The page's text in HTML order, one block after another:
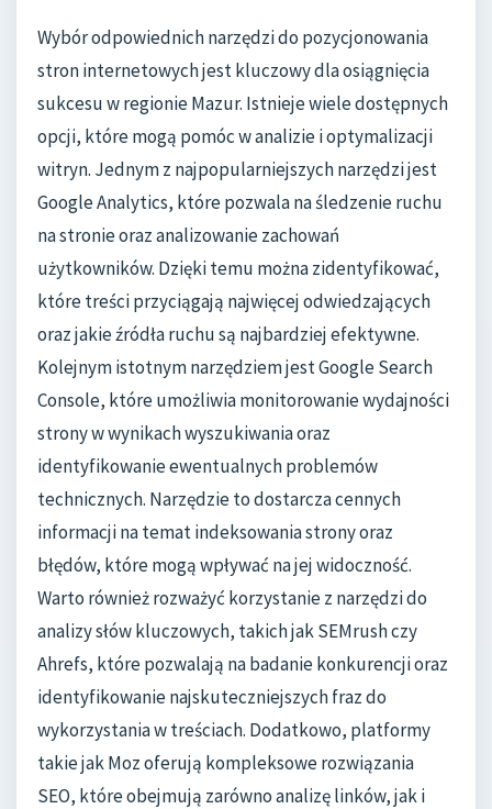
Wybór odpowiednich narzędzi do pozycjonowania
stron internetowych jest kluczowy dla osiągnięcia
sukcesu w regionie Mazur. Istnieje wiele dostępnych
opcji, które mogą pomóc w analizie i optymalizacji
witryn. Jednym z najpopularniejszych narzędzi jest
Google Analytics, które pozwala na śledzenie ruchu
na stronie oraz analizowanie zachowań
użytkowników. Dzięki temu można zidentyfikować,
które treści przyciągają najwięcej odwiedzających
oraz jakie źródła ruchu są najbardziej efektywne.
Kolejnym istotnym narzędziem jest Google Search
Console, które umożliwia monitorowanie wydajności
strony w wynikach wyszukiwania oraz
identyfikowanie ewentualnych problemów
technicznych. Narzędzie to dostarcza cennych
informacji na temat indeksowania strony oraz
błędów, które mogą wpływać na jej widoczność.
Warto również rozważyć korzystanie z narzędzi do
analizy słów kluczowych, takich jak SEMrush czy
Ahrefs, które pozwalają na badanie konkurencji oraz
identyfikowanie najskuteczniejszych fraz do
wykorzystania w treściach. Dodatkowo, platformy
takie jak Moz oferują kompleksowe rozwiązania
SEO, które obejmują zarówno analizę linków, jak i